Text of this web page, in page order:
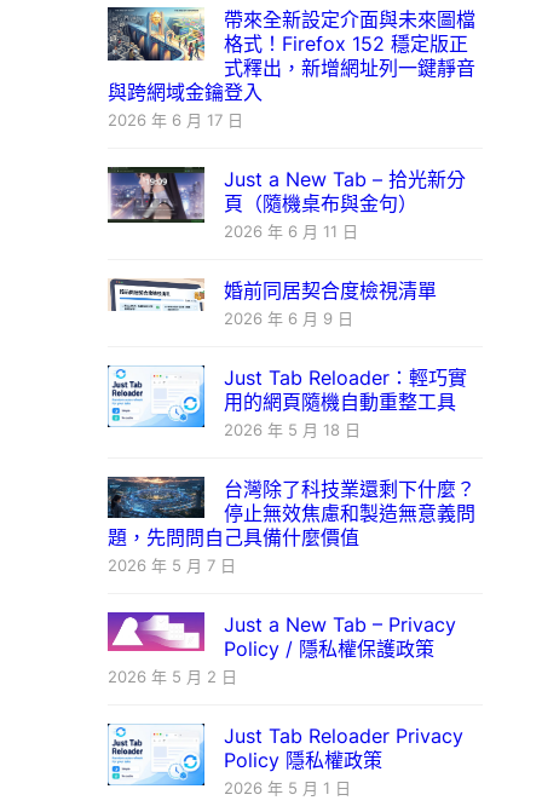
帶來全新設定介面與未來圖檔
格式！Firefox 152 穩定版正
式釋出，新增網址列一鍵靜音
與跨網域金鑰登入
2026 年 6 月 17 日
Just a New Tab – 拾光新分
頁（隨機桌布與金句）
2026 年 6 月 11 日
婚前同居契合度檢視清單
2026 年 6 月 9 日
Just Tab Reloader：輕巧實
用的網頁隨機自動重整工具
2026 年 5 月 18 日
台灣除了科技業還剩下什麼？
停止無效焦慮和製造無意義問
題，先問問自己具備什麼價值
2026 年 5 月 7 日
Just a New Tab – Privacy
Policy / 隱私權保護政策
2026 年 5 月 2 日
Just Tab Reloader Privacy
Policy 隱私權政策
2026 年 5 月 1 日